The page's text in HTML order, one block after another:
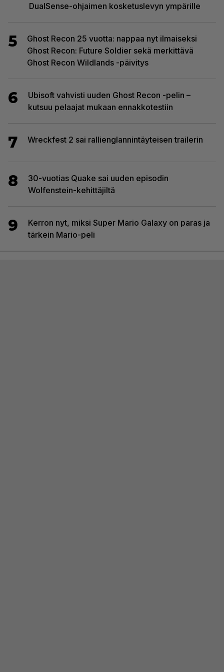
DualSense-ohjaimen kosketuslevyn ympärille
5
Ghost Recon 25 vuotta: nappaa nyt ilmaiseksi
Ghost Recon: Future Soldier sekä merkittävä
Ghost Recon Wildlands -päivitys
6
Ubisoft vahvisti uuden Ghost Recon -pelin –
kutsuu pelaajat mukaan ennakkotestiin
7 Wreckfest 2 sai rallienglannintäyteisen trailerin
8
30-vuotias Quake sai uuden episodin
Wolfenstein-kehittäjiltä
9
Kerron nyt, miksi Super Mario Galaxy on paras ja
tärkein Mario-peli